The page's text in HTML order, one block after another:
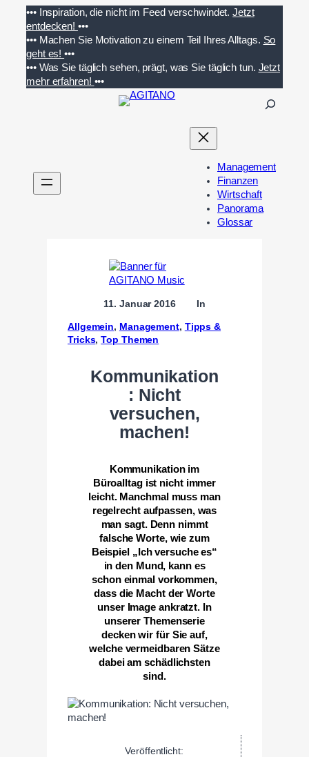
Inhalt
springen
••• Inspiration, die nicht im Feed verschwindet. Jetzt
entdecken! •••
••• Machen Sie Motivation zu einem Teil Ihres Alltags. So
geht es!•••
••• Was Sie täglich sehen, prägt, was Sie täglich tun. Jetzt
mehr erfahren! •••
n
Management
Finanzen
Wirtschaft
Panorama
Glossar
11. Januar 2016 In
Allgemein, Management, Tipps &
Tricks, Top Themen
Kommunikation
: Nicht
versuchen,
machen!
Kommunikation im
Büroalltag ist nicht immer
leicht. Manchmal muss man
regelrecht aufpassen, was
man sagt. Denn nimmt
falsche Worte, wie zum
Beispiel „Ich versuche es“
in den Mund, kann es
schon einmal vorkommen,
dass die Macht der Worte
unser Image ankratzt. In
unserer Themenserie
decken wir für Sie auf,
welche vermeidbaren Sätze
dabei am schädlichsten
sind.
Veröffentlicht: